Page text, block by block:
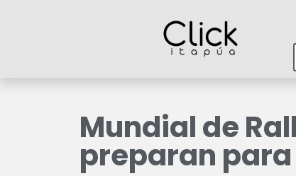
Mundial de
preparan